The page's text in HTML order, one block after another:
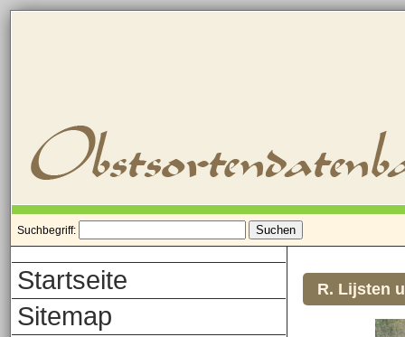
Suchbegriff:
Startseite
Sitemap
R. Lijsten